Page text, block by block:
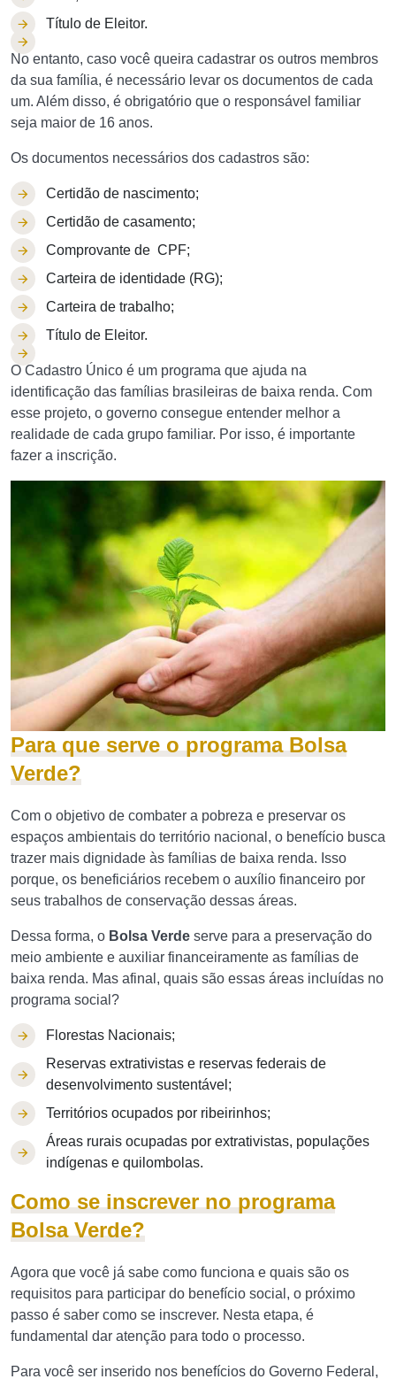
Título de Eleitor.
No entanto, caso você queira cadastrar os outros membros
da sua família, é necessário levar os documentos de cada
um. Além disso, é obrigatório que o responsável familiar
seja maior de 16 anos.
Os documentos necessários dos cadastros são:
Certidão de nascimento;
Certidão de casamento;
Comprovante de CPF;
Carteira de identidade (RG);
Carteira de trabalho;
Título de Eleitor.
O Cadastro Único é um programa que ajuda na
identificação das famílias brasileiras de baixa renda. Com
esse projeto, o governo consegue entender melhor a
realidade de cada grupo familiar. Por isso, é importante
fazer a inscrição.
Para que serve o programa Bolsa
Verde?
Com o objetivo de combater a pobreza e preservar os
espaços ambientais do território nacional, o benefício busca
trazer mais dignidade às famílias de baixa renda. Isso
porque, os beneficiários recebem o auxílio financeiro por
seus trabalhos de conservação dessas áreas.
Dessa forma, o Bolsa Verde serve para a preservação do
meio ambiente e auxiliar financeiramente as famílias de
baixa renda. Mas afinal, quais são essas áreas incluídas no
programa social?
Florestas Nacionais;
Reservas extrativistas e reservas federais de
desenvolvimento sustentável;
Territórios ocupados por ribeirinhos;
Áreas rurais ocupadas por extrativistas, populações
indígenas e quilombolas.
Como se inscrever no programa
Bolsa Verde?
Agora que você já sabe como funciona e quais são os
requisitos para participar do benefício social, o próximo
passo é saber como se inscrever. Nesta etapa, é
fundamental dar atenção para todo o processo.
Para você ser inserido nos benefícios do Governo Federal,